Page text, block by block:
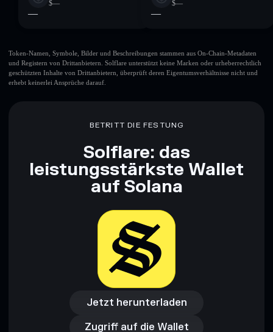
$—
—
$—
—
Token-Namen, Symbole, Bilder und Beschreibungen stammen aus On-Chain-Metadaten
und Registern von Drittanbietern. Solflare unterstützt keine Marken oder urheberrechtlich
geschützten Inhalte von Drittanbietern, überprüft deren Eigentumsverhältnisse nicht und
erhebt keinerlei Ansprüche darauf.
BETRITT DIE FESTUNG
Solflare: das
leistungsstärkste Wallet
auf Solana
Jetzt herunterladen
Jetzt herunterladen
Zugriff auf die Wallet
Zugriff auf die Wallet